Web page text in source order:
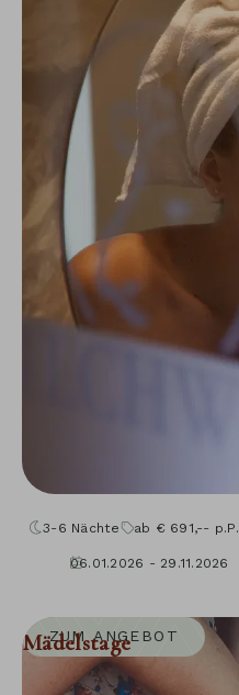
3-6 Nächte ab € 691,-- p.P.
06.01.2026 - 29.11.2026
Mädelstage
ZUM ANGEBOT